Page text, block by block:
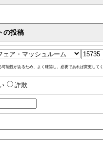
の投稿
能性があるため、よく確認し、必要であれば変更して
詐欺